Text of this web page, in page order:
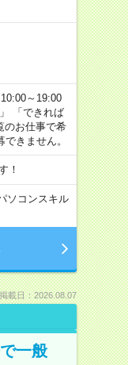
～19:00
「できれば
のお仕事で希
きません。
！
ソコンスキル
載日：2026.08.07
一般